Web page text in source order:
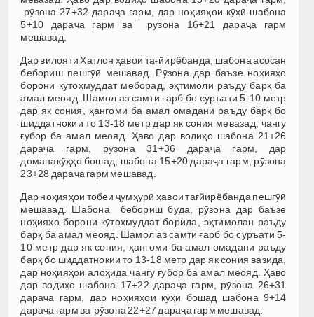
рӯзона 27+32 дараҷа гарм, дар ноҳияҳои кӯҳӣ шабона
5+10 дараҷа гарм ва рӯзона 16+21 дараҷа гарм
мешавад.
Дар вилояти Хатлон ҳавои тағйирёбанда, шабона асосан
бебориш пешгӯӣ мешавад. Рӯзона дар баъзе ноҳияҳо
борони кӯтоҳмуддат меборад, эҳтимоли раъду барқ ба
амал меояд. Шамол аз самти ғарб бо суръати 5-10 метр
дар як сония, ҳангоми ба амал омадани раъду барқ бо
шиддатнокии то 13-18 метр дар як сония мевазад, чангу
ғубор ба амал меояд. Ҳаво дар водиҳо шабона 21+26
дараҷа гарм, рӯзона 31+36 дараҷа гарм, дар
доманакӯҳҳо бошад, шабона 15+20 дараҷа гарм, рӯзона
23+28 дараҷа гарм мешавад.
Дар ноҳияҳои тобеи ҷумҳурӣ ҳавои тағйирёбанда пешгӯӣ
мешавад. Шабона бебориш буда, рӯзона дар баъзе
ноҳияҳо борони кӯтоҳмуддат борида, эҳтимолан раъду
барқ ба амал меояд. Шамол аз самти ғарб бо суръати 5-
10 метр дар як сония, ҳангоми ба амал омадани раъду
барқ бо шиддатнокии то 13-18 метр дар як сония вазида,
дар ноҳияҳои алоҳида чангу ғубор ба амал меояд. Ҳаво
дар водиҳо шабона 17+22 дараҷа гарм, рӯзона 26+31
дараҷа гарм, дар ноҳияҳои кӯҳӣ бошад шабона 9+14
дараҷа гарм ва рӯзона 22+27 дараҷа гарм мешавад.